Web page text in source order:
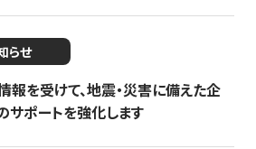
らせ
を受けて、地震・災害に備えた企
サポートを強化します